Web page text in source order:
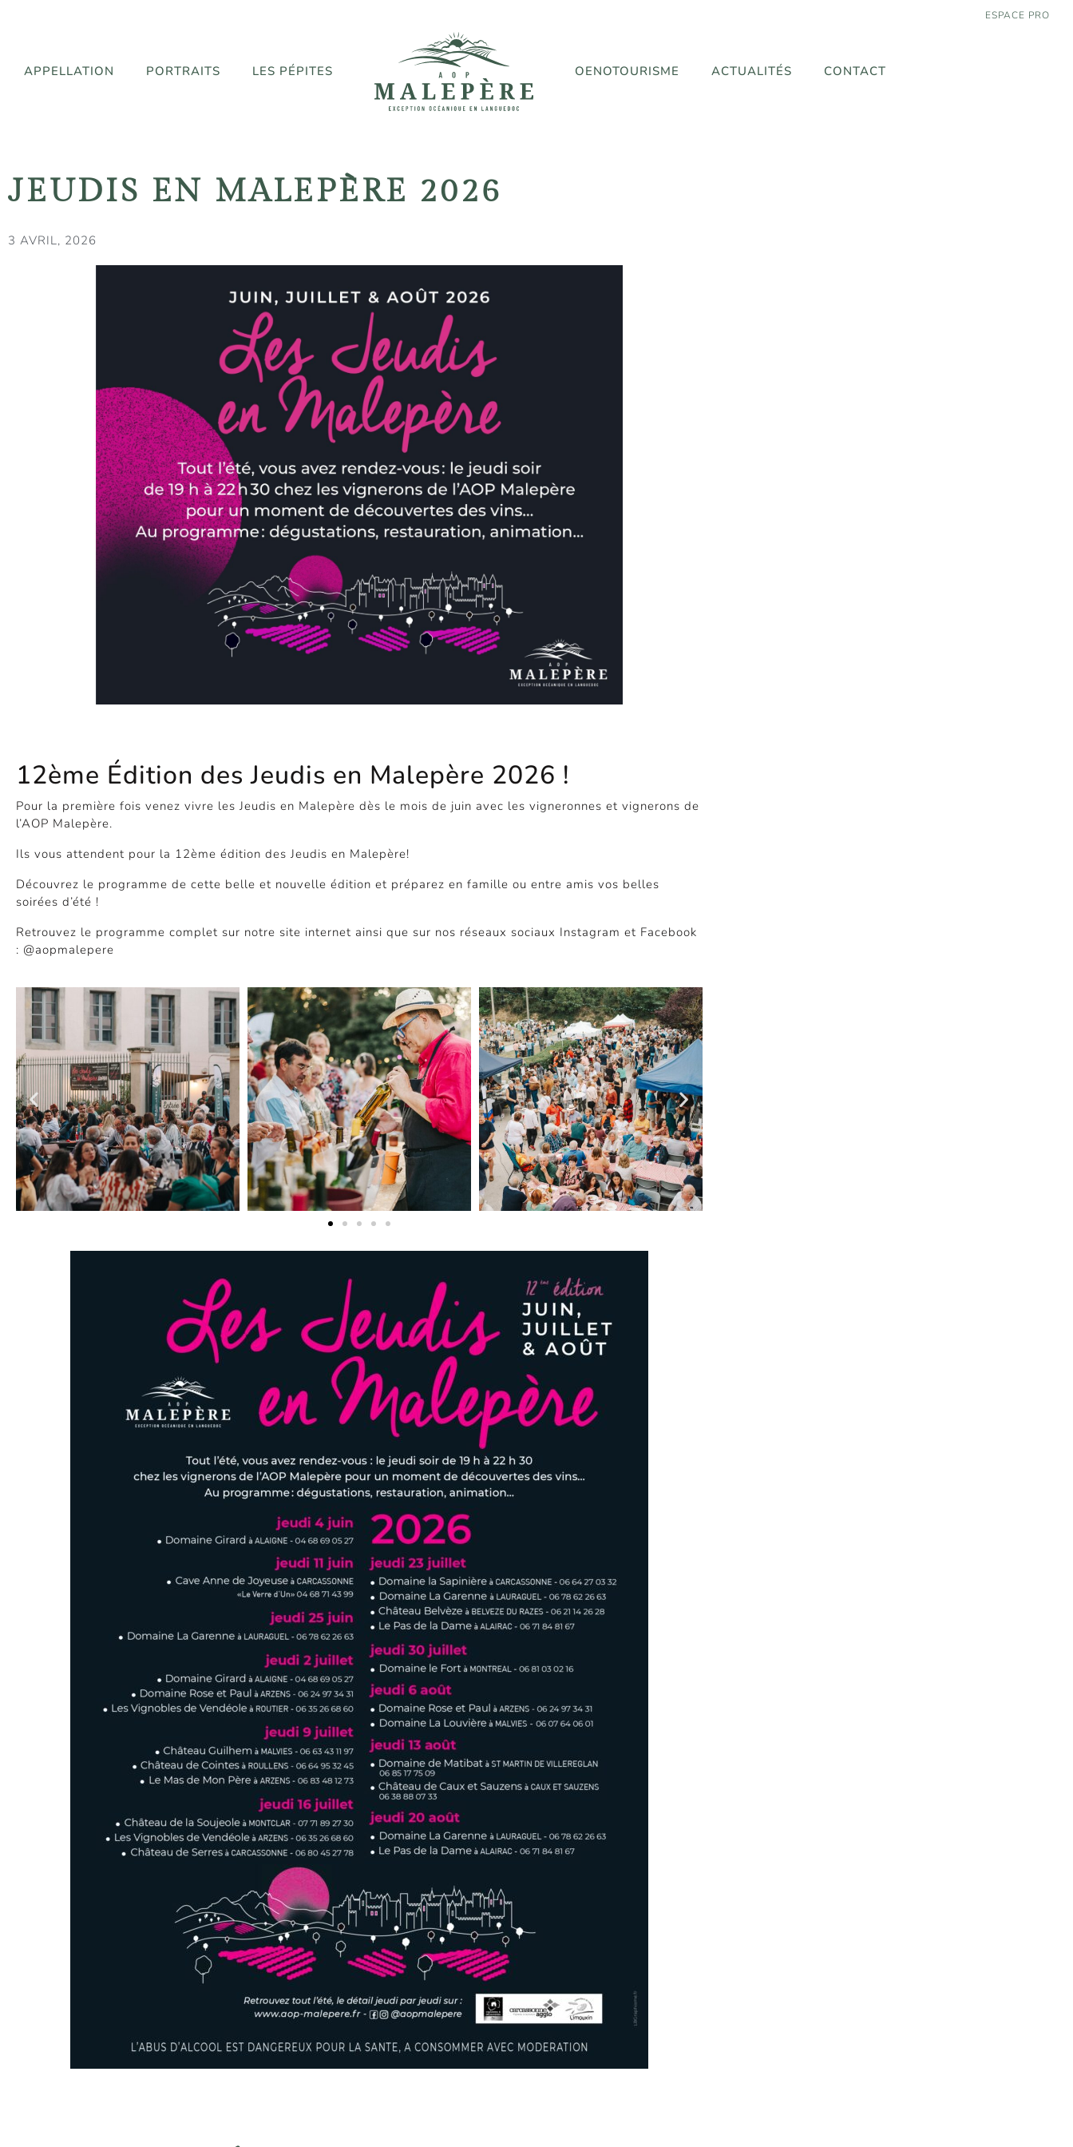
ESPACE PRO
APPELLATION PORTRAITS LES PÉPITES OENOTOURISME ACTUALITÉS CONTACT
JEUDIS EN MALEPÈRE 2026
3 AVRIL, 2026
12ème Édition des Jeudis en Malepère 2026 !
Pour la première fois venez vivre les Jeudis en Malepère dès le mois de juin avec les vigneronnes et vignerons de
l’AOP Malepère.
Ils vous attendent pour la 12ème édition des Jeudis en Malepère!
Découvrez le programme de cette belle et nouvelle édition et préparez en famille ou entre amis vos belles
soirées d’été !
Retrouvez le programme complet sur notre site internet ainsi que sur nos réseaux sociaux Instagram et Facebook
: @aopmalepere